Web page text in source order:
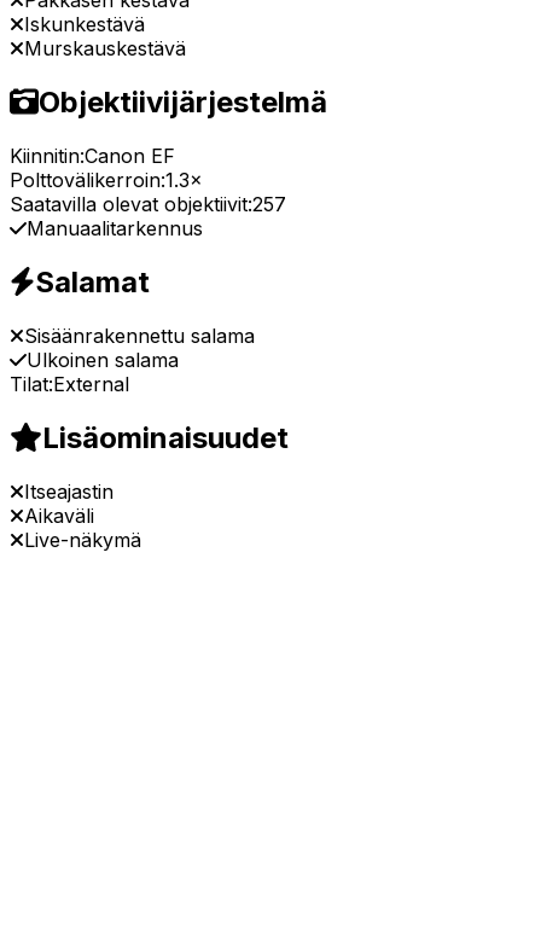
Iskunkestävä
Murskauskestävä
Objektiivijärjestelmä
Kiinnitin:Canon EF
Polttovälikerroin:1.3×
Saatavilla olevat objektiivit:257
Manuaalitarkennus
Salamat
Sisäänrakennettu salama
Ulkoinen salama
Tilat:External
Lisäominaisuudet
Itseajastin
Aikaväli
Live-näkymä